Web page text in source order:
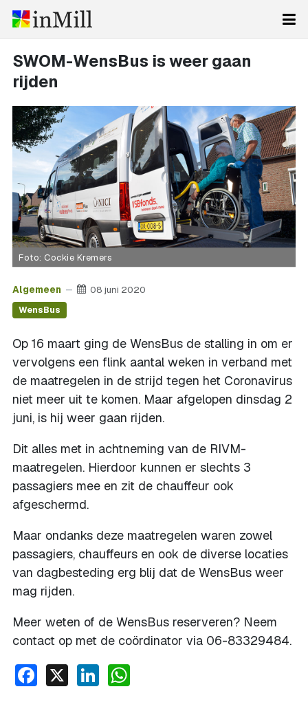
SWOM-WensBus is weer gaan
rijden
Foto: Cockie Kremers
Algemeen 08 juni 2020
WensBus
Op 16 maart ging de WensBus de stalling in om er
vervolgens een flink aantal weken in verband met
de maatregelen in de strijd tegen het Coronavirus
niet meer uit te komen. Maar afgelopen dinsdag 2
juni, is hij weer gaan rijden.
Dit alles met in achtneming van de RIVM-
maatregelen. Hierdoor kunnen er slechts 3
passagiers mee en zit de chauffeur ook
afgeschermd.
Maar ondanks deze maatregelen waren zowel
passagiers, chauffeurs en ook de diverse locaties
van dagbesteding erg blij dat de WensBus weer
mag rijden.
Meer weten of de WensBus reserveren? Neem
contact op met de coördinator via 06-83329484.
Facebook
X LinkedIn